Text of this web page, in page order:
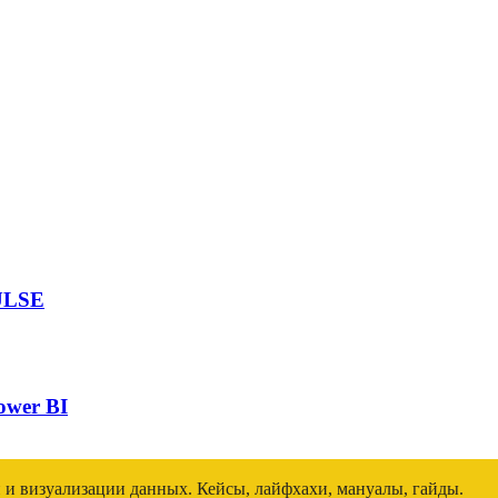
BI
визуализации данных. Кейсы, лайфхахи, мануалы, гайды.